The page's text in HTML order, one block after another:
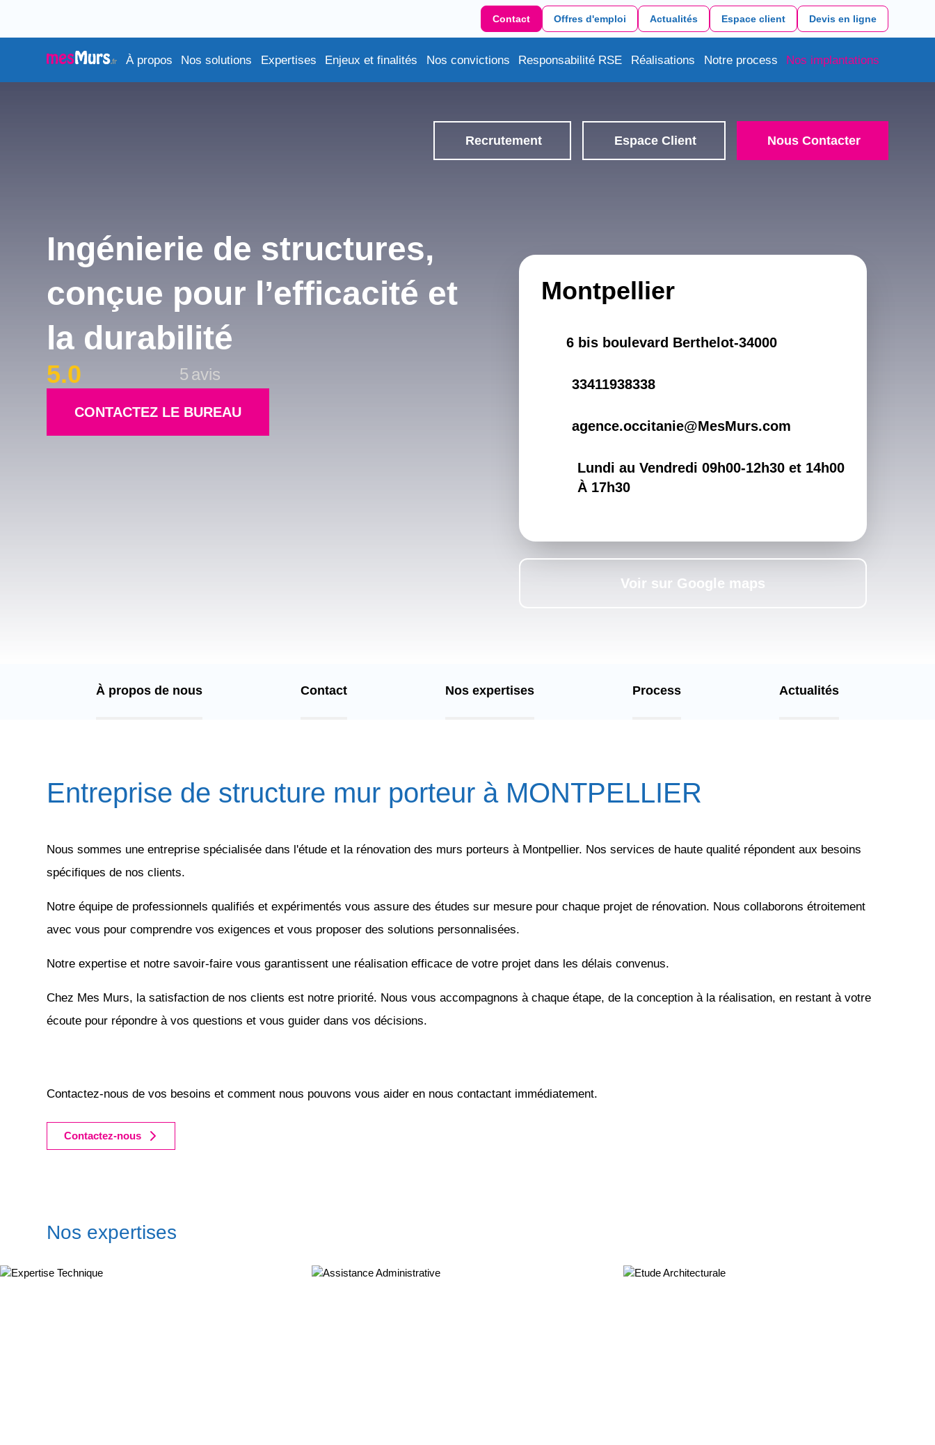
Contact Offres d'emploi Actualités Espace client Devis en ligne
À propos Nos solutions Expertises Enjeux et finalités Nos convictions Responsabilité RSE Réalisations Notre process Nos implantations
Recrutement Espace Client Nous Contacter
Ingénierie de structures,
conçue pour l’efficacité et
la durabilité
5.0 5 avis
CONTACTEZ LE BUREAU
Montpellier
6 bis boulevard Berthelot-34000
33411938338
agence.occitanie@MesMurs.com
Lundi au Vendredi 09h00-12h30 et 14h00
À 17h30
Voir sur Google maps
À propos de nous Contact Nos expertises Process Actualités
Entreprise de structure mur porteur à MONTPELLIER
Nous sommes une entreprise spécialisée dans l'étude et la rénovation des murs porteurs à Montpellier. Nos services de haute qualité répondent aux besoins
spécifiques de nos clients.
Notre équipe de professionnels qualifiés et expérimentés vous assure des études sur mesure pour chaque projet de rénovation. Nous collaborons étroitement
avec vous pour comprendre vos exigences et vous proposer des solutions personnalisées.
Notre expertise et notre savoir-faire vous garantissent une réalisation efficace de votre projet dans les délais convenus.
Chez Mes Murs, la satisfaction de nos clients est notre priorité. Nous vous accompagnons à chaque étape, de la conception à la réalisation, en restant à votre
écoute pour répondre à vos questions et vous guider dans vos décisions.
Contactez-nous de vos besoins et comment nous pouvons vous aider en nous contactant immédiatement.
Contactez-nous
Nos expertises